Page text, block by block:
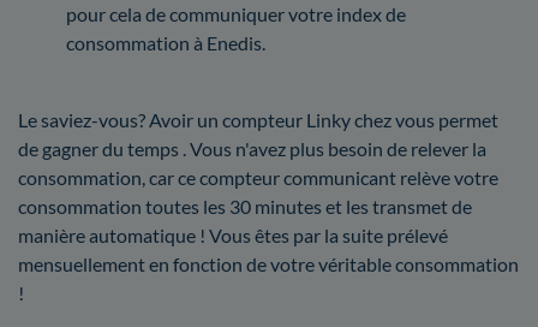
pour cela de communiquer votre index de
consommation à Enedis.
Le saviez-vous? Avoir un compteur Linky chez vous permet
de gagner du temps . Vous n'avez plus besoin de relever la
consommation, car ce compteur communicant relève votre
consommation toutes les 30 minutes et les transmet de
manière automatique ! Vous êtes par la suite prélevé
mensuellement en fonction de votre véritable consommation
!